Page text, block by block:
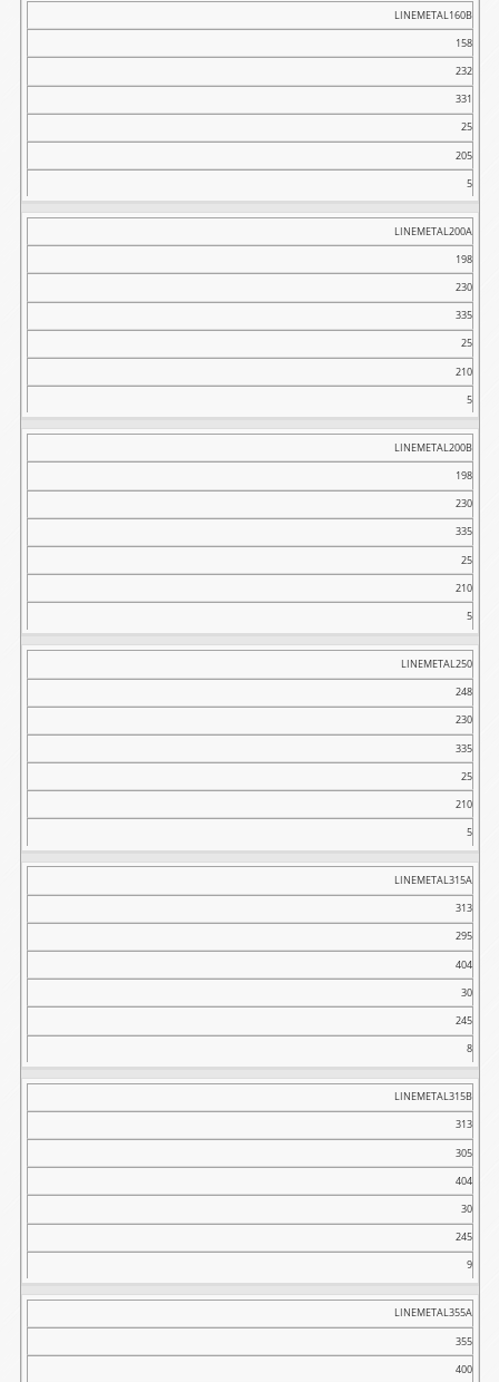
LINEMETAL160B
158
232
331
25
205
5
LINEMETAL200A
198
230
335
25
210
5
LINEMETAL200B
198
230
335
25
210
5
LINEMETAL250
248
230
335
25
210
5
LINEMETAL315A
313
295
404
30
245
8
LINEMETAL315B
313
305
404
30
245
9
LINEMETAL355A
355
400